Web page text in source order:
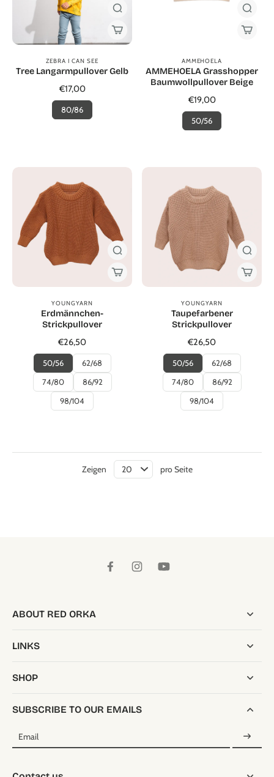
ZEBRA I CAN SEE
Tree Langarmpullover Gelb
€17,00
80/86
AMMEHOELA
AMMEHOELA Grasshopper
Baumwollpullover Beige
€19,00
50/56
YOUNGYARN
Erdmännchen-
Strickpullover
€26,50
50/56
62/68
74/80
86/92
98/104
YOUNGYARN
Taupefarbener
Strickpullover
€26,50
50/56
62/68
74/80
86/92
98/104
Zeigen pro Seite
ABOUT RED ORKA
LINKS
SHOP
SUBSCRIBE TO OUR EMAILS
Email